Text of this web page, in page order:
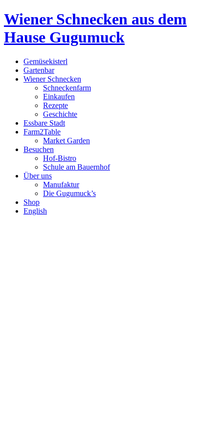
Wiener Schnecken aus dem
Hause Gugumuck
Gemüsekisterl
Gartenbar
Wiener Schnecken
Schneckenfarm
Einkaufen
Rezepte
Geschichte
Essbare Stadt
Farm2Table
Market Garden
Besuchen
Hof-Bistro
Schule am Bauernhof
Über uns
Manufaktur
Die Gugumuck’s
Shop
English